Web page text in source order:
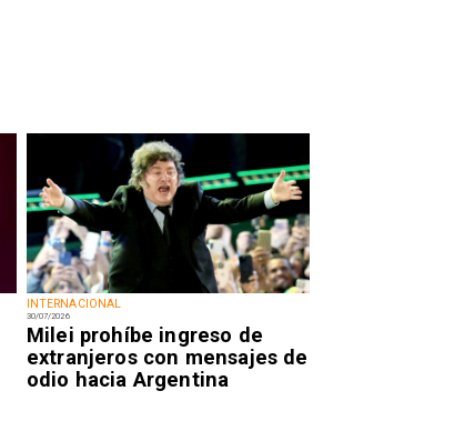
INTERNACIONAL
30/07/2026
Milei prohíbe ingreso de
extranjeros con mensajes de
odio hacia Argentina